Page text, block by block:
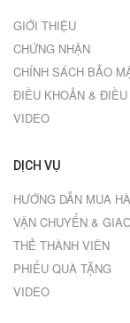
GIỚI THIỆU
CHỨNG NHẬN
CHÍNH SÁCH BẢO
ĐIỀU KHOẢN &
VIDEO
DỊCH VỤ
HƯỚNG DẪN MUA
VẬN CHUYỂN &
THẺ THÀNH VIÊN
PHIẾU QUÀ TẶNG
VIDEO